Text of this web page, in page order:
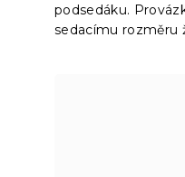
podsedáku.
sedacímu rozměru